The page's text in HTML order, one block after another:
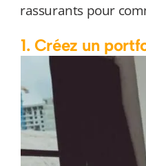
rassurants pour
1. Créez un